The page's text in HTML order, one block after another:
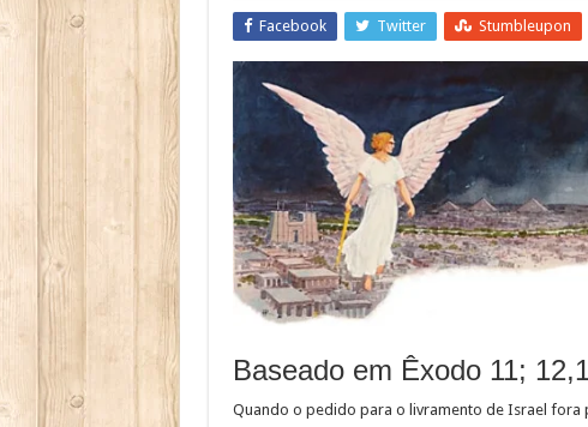
Facebook Twitter Stumbleupon
Baseado em Êxodo 11;
Quando o pedido para o livramento de Israel fora